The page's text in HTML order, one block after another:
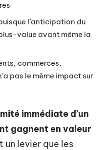
l’anticipation du
value avant même la
commerces,
pas le même impact sur
immédiate d’un
gagnent en valeur
un levier que les